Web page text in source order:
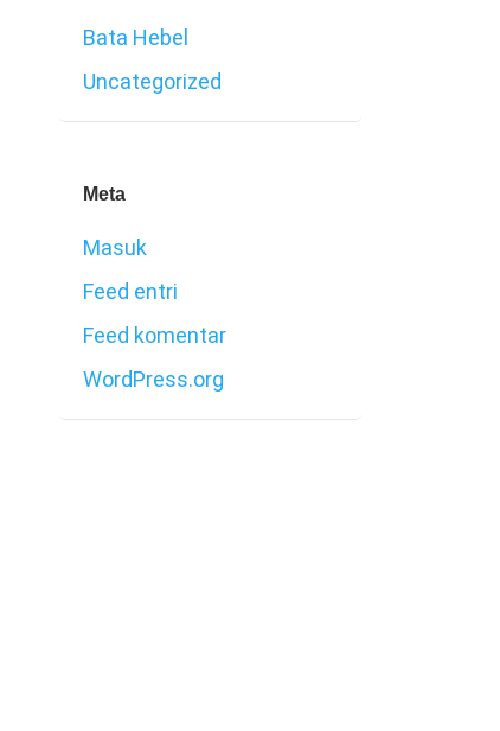
Bata Hebel
Uncategorized
Meta
Masuk
Feed entri
Feed komentar
WordPress.org